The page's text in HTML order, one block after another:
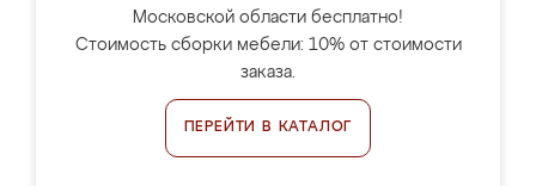
Московской области бесплатно!
Стоимость сборки мебели: 10% от стоимости
заказа.
ПЕРЕЙТИ В КАТАЛОГ